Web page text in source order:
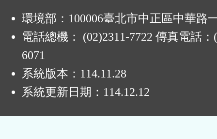
環境部：100006臺北市中正區中華路
電話總機： (02)2311-7722 傳真電話：
6071
系統版本： 114.11.28
系統更新日期： 114.12.12